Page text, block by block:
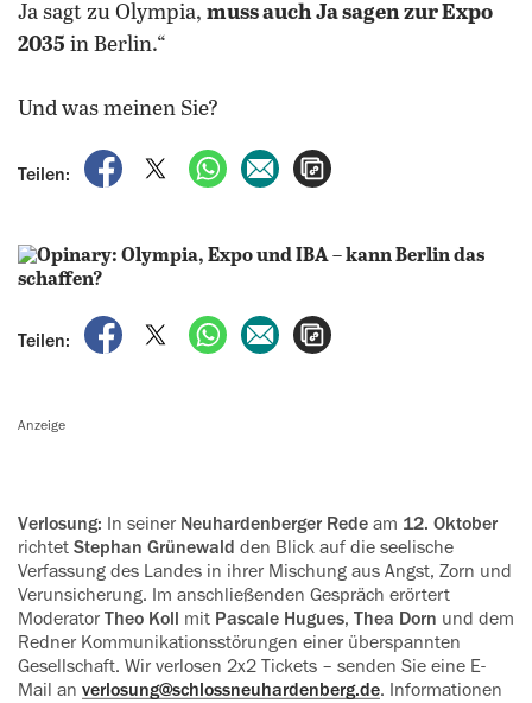
Ja sagt zu Olympia, muss auch Ja sagen zur Expo
2035 in Berlin.“
Und was meinen Sie?
Teilen:
auf Facebook teilen
auf X teilenper WhatsApp teilen
per E-Mail teilen
Teilen:
auf Facebook teilen
auf X teilenper WhatsApp teilen
per E-Mail teilen
Anzeige
Verlosung: In seiner Neuhardenberger Rede am 12. Oktober
richtet ‍Stephan Grünewald den Blick auf die seelische
Verfassung des Landes in ‍ihrer Mischung aus Angst, Zorn und
‍Verunsicherung. Im anschließenden Gespräch erörtert
Moderator Theo Koll mit Pascale Hugues, Thea Dorn und dem
Redner Kommunikations­stö‍rungen einer überspannten
Gesellschaft. Wir verlosen 2x2 Tickets – senden Sie eine E-
Mail an verlosung@schlossneuhardenberg.de. Informationen